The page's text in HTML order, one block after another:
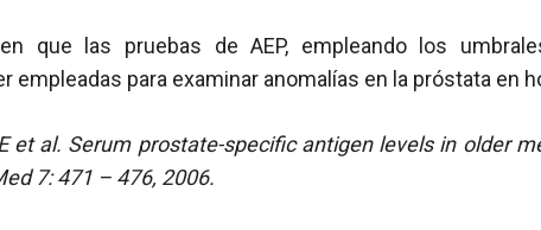
que las pruebas de AEP, empleando los
empleadas para examinar anomalías en la próstata en
et al. Serum prostate-specific antigen levels in older
7: 471 – 476, 2006.